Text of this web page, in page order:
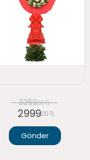
3259,00 TL
2999,00 TL
Gönder